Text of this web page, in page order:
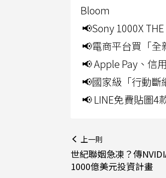
Bloom
📢Sony 1000X
📢電商平台買「全
📢 Apple Pay、信
📢國家級「行動斷
📢 LINE免費貼圖4
上一則
世紀聯姻急凍？傳
1000億美元投資計畫